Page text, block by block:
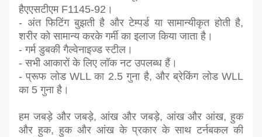
हैएएसटीएम F1145-92।
- अंत फिटिंग बुझती है और टेम्पर्ड या सामान्यीकृत होती है,
शरीर को सामान्य करके गर्मी का इलाज किया जाता है।
- गर्म डुबकी गैल्वेनाइज्ड स्टील।
- सभी आकारों के लिए लॉक नट उपलब्ध हैं।
- प्रूफ लोड WLL का 2.5 गुना है, और ब्रेकिंग लोड WLL
का 5 गुना है।
हम जबड़े और जबड़े, आंख और जबड़े, आंख और आंख, हुक
और हुक, हुक और आंख के प्रकार के साथ टर्नबकल की